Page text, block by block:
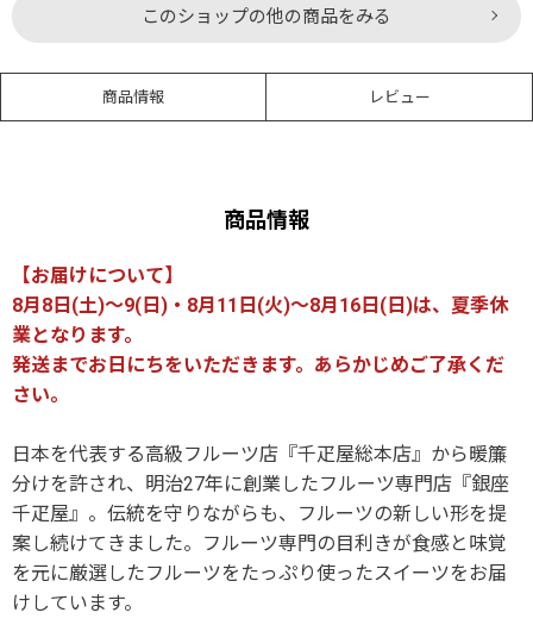
このショップの他の商品をみる
商品情報 レビュー
商品情報
【お届けについて】
8月8日(土)～9(日)・8月11日(火)～8月16日(日)は、夏季休
業となります。
発送までお日にちをいただきます。あらかじめご了承くだ
さい。
日本を代表する高級フルーツ店『千疋屋総本店』から暖簾
分けを許され、明治27年に創業したフルーツ専門店『銀座
千疋屋』。伝統を守りながらも、フルーツの新しい形を提
案し続けてきました。フルーツ専門の目利きが食感と味覚
を元に厳選したフルーツをたっぷり使ったスイーツをお届
けしています。